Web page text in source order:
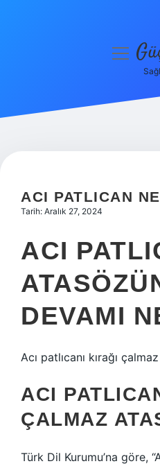
Hakkımızda
menüyü
ACI PATLICAN
Tarih: Aralık 27, 2024
ACI
DEVAMI
Acı patlıcanı kırağı
ACI
ÇALMAZ
Türk Dil Kurumu’na göre,